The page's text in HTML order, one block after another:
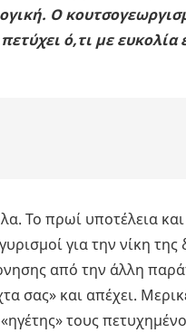
Ο
ό,τι με ευκολία
Το πρωί υποτέλεια και
για την νίκη της
από την άλλη
σας» και απέχει.
τους